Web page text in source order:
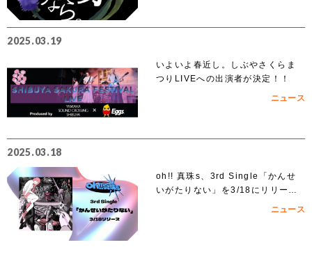
2025.03.19
いよいよ春近し。しぶやさくらま
つりLIVEへの出演者が決定！！
ニュース
2025.03.18
oh!! 真珠s、3rd Single「かんせ
いがたりない」を3/18にリリー
ニュース